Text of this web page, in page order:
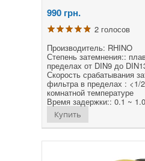
990 грн.
2 голосов
Производитель: RHINO
Степень затемнения::
пределах от DIN9 до
Скорость срабатывания
фильтра в пределах : <1/
комнатной температуре
Время задержки:: 0.1 ~
Купить